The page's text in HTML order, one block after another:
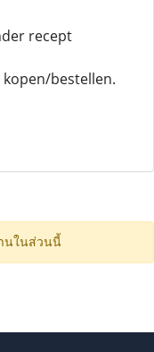
recept
kopen/bestellen.
นในส่วนนี้